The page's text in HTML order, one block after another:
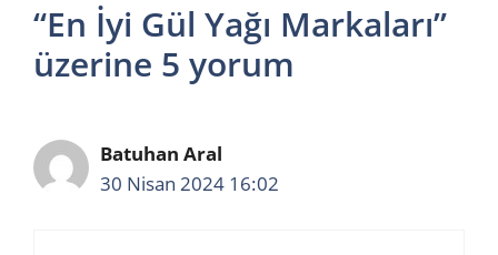
“En İyi Gül Yağı Markaları”
üzerine 5 yorum
Batuhan Aral
30 Nisan 2024 16:02